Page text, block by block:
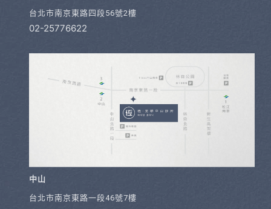
台北市南京東路四段56號2樓
02-25776622
中山
台北市南京東路一段46號7樓